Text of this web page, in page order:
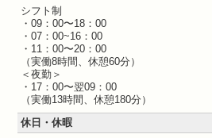
シフト制
・09：00〜18：00
・07：00~16：00
・11：00〜20：00
（実働8時間、休憩60分）
＜夜勤＞
・17：00〜翌09：00
（実働13時間、休憩180分）
休日・休暇